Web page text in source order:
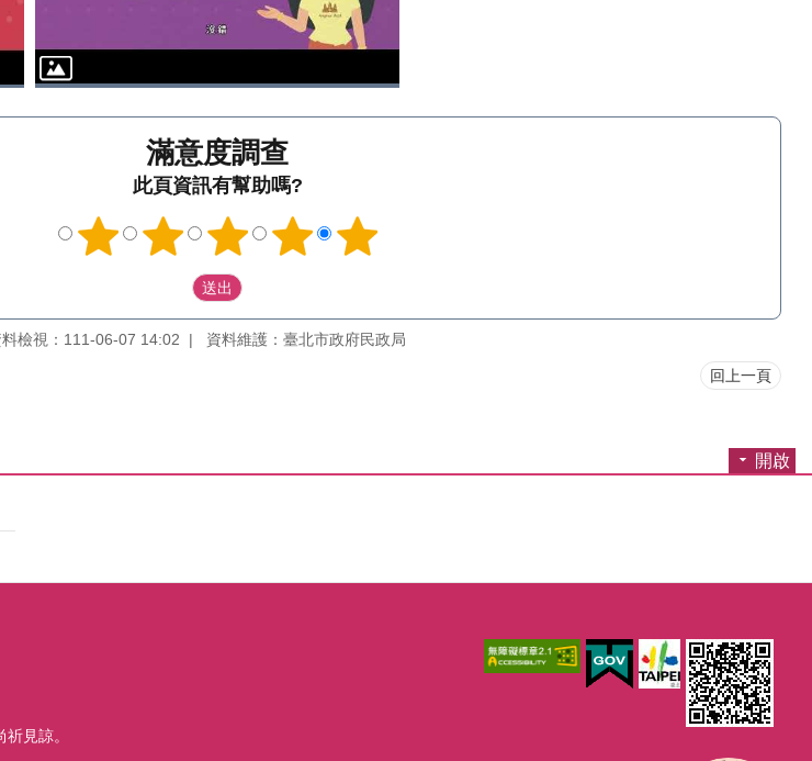
滿意度調查
此頁資訊有幫助嗎?
料檢視：111-06-07 14:02 資料維護：臺北市政府民政局
回上一頁
開啟
見諒。